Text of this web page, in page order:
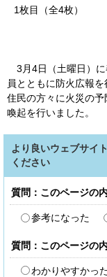
1枚目（全4枚）
3月4日（土曜日）に
員とともに防火広報を
住民の方々に火災の
喚起を行いました。
より良いウェブサイ
ください
質問：このページの
参考になった
質問：このページの
わかりやすかっ